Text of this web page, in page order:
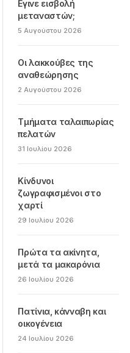
Εγινε εισβολή
μεταναστών;
5 Αυγούστου 2026
Οι λακκούβες της
αναθεώρησης
2 Αυγούστου 2026
Τμήματα ταλαιπωρίας
πελατών
31 Ιουλίου 2026
Κίνδυνοι
ζωγραφισμένοι στο
χαρτί
29 Ιουλίου 2026
Πρώτα τα ακίνητα,
μετά τα μακαρόνια
26 Ιουλίου 2026
Πατίνια, κάνναβη και
οικογένεια
24 Ιουλίου 2026